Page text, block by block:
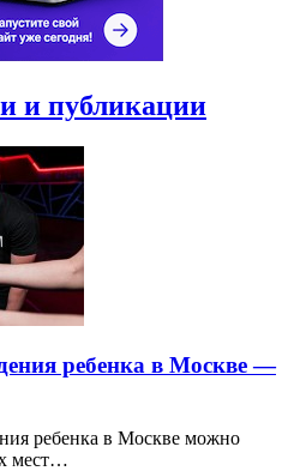
и публикации
ребенка в Москве —
ребенка в Москве можно
мест…